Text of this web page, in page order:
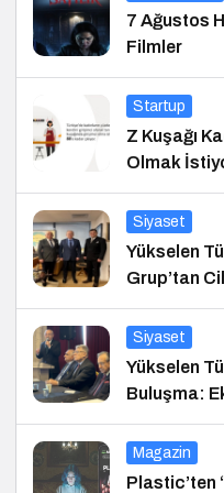
7 Ağustos
Filmler
Startup
Z Kuşağı
Olmak
Siyaset
Yükselen
Grup’tan
Siyaset
Yükselen
Buluşma:
ve Hukuk
Magazin
Plastic’ten